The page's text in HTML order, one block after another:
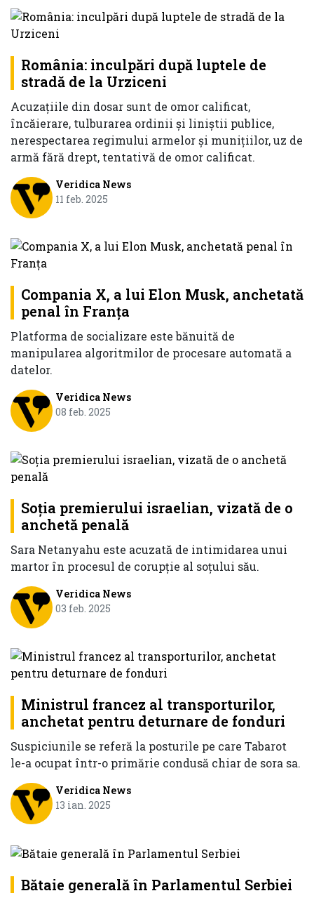
România: inculpări după luptele de
stradă de la Urziceni
Acuzaţiile din dosar sunt de omor calificat,
încăierare, tulburarea ordinii şi liniştii publice,
nerespectarea regimului armelor şi muniţiilor, uz de
armă fără drept, tentativă de omor calificat.
Veridica News
11 feb. 2025
Compania X, a lui Elon Musk, anchetată
penal în Franţa
Platforma de socializare este bănuită de
manipularea algoritmilor de procesare automată a
datelor.
Veridica News
08 feb. 2025
Soţia premierului israelian, vizată de o
anchetă penală
Sara Netanyahu este acuzată de intimidarea unui
martor în procesul de corupţie al soţului său.
Veridica News
03 feb. 2025
Ministrul francez al transporturilor,
anchetat pentru deturnare de fonduri
Suspiciunile se referă la posturile pe care Tabarot
le-a ocupat într-o primărie condusă chiar de sora sa.
Veridica News
13 ian. 2025
Bătaie generală în Parlamentul Serbiei